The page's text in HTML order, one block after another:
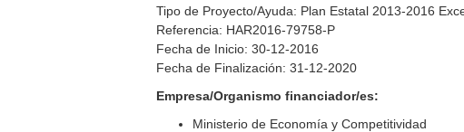
Tipo de Proyecto/Ayuda: Plan Estatal 2013-2016
Referencia: HAR2016-79758-P
Fecha de Inicio: 30-12-2016
Fecha de Finalización: 31-12-2020
Empresa/Organismo financiador/es:
Ministerio de Economía y Competitividad